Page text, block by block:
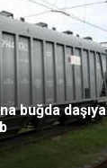
buğda